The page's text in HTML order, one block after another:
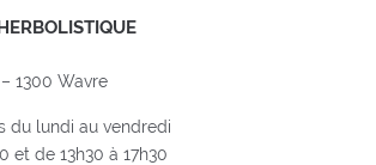
1300 Wavre
du lundi au vendredi
et de 13h30 à 17h30